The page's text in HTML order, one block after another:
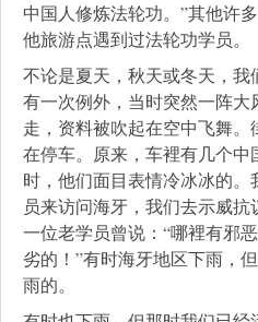
中国人修炼法轮功。”其他许
他旅游点遇到过法轮功学员。
不论是夏天，秋天或冬天，我
有一次例外，当时突然一阵
走，资料被吹起在空中飞舞
在停车。原来，车裡有几个
时，他们面目表情冷冰冰的
员来访问海牙，我们去示威抗
一位老学员曾说：“哪裡有邪
劣的！”有时海牙地区下雨，
雨的。